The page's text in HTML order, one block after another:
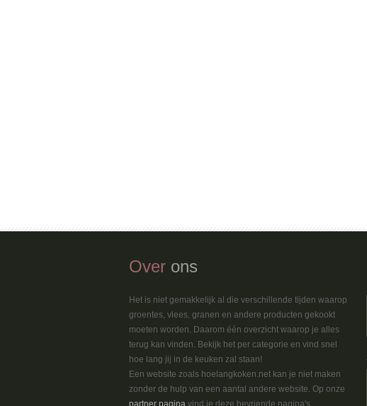
Over ons
Het is niet gemakkelijk al die verschillende tijden waarop
groentes, vlees, granen en andere producten gekookt
moeten worden. Daarom één overzicht waarop je alles
terug kan vinden. Bekijk het per categorie en vind snel
hoe lang jij in de keuken zal staan!
Een website zoals hoelangkoken.net kan je niet maken
zonder de hulp van een aantal andere website. Op onze
partner pagina vind je deze bevriende pagina's